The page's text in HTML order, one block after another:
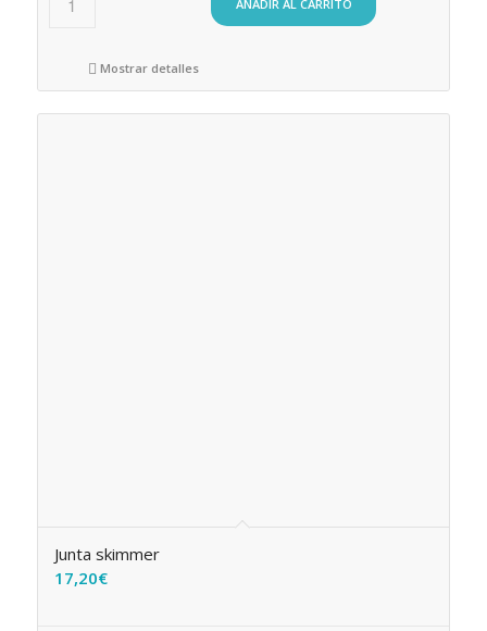
AÑADIR AL CARRITO
Mostrar detalles
Junta skimmer
17,20€